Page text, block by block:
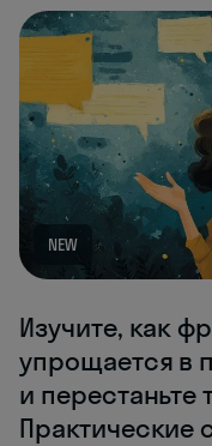
NEW
Изучите, как
упрощается в
и перестаньте
Практические